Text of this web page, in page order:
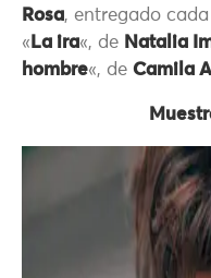
Rosa, entregado
« La ira«, de Natalia
hombre«, de Camila